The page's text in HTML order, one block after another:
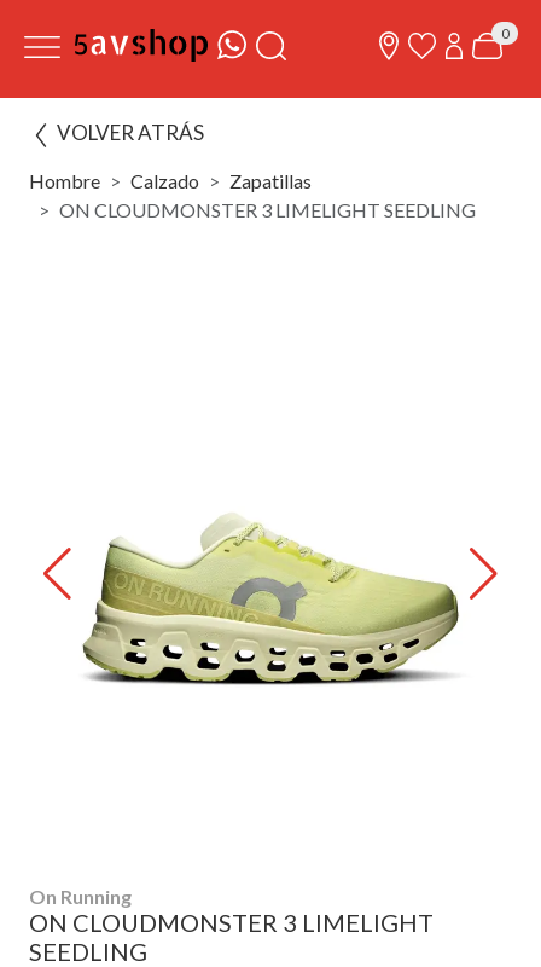
0
VOLVER ATRÁS
Hombre Calzado
Zapatillas
ON CLOUDMONSTER 3 LIMELIGHT SEEDLING
On Running
ON CLOUDMONSTER 3 LIMELIGHT
SEEDLING